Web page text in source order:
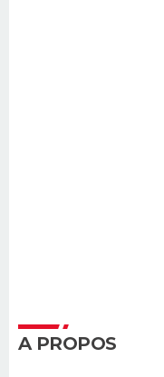
A PROPOS